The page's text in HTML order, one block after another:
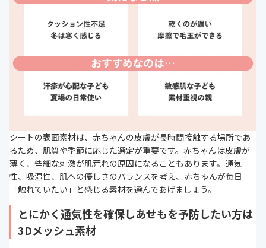
シートの表面素材は、赤ちゃんの皮膚が長時間接触する場所であ
るため、肌質や季節に応じた選定が重要です。赤ちゃんは皮膚が
薄く、些細な刺激が肌荒れの原因になることもあります。通気
性、吸湿性、肌への優しさのバランスを考え、赤ちゃんが毎日
「触れていたい」と感じる素材を選んであげましょう。
とにかく通気性を確保しあせもを予防したい方は
3Dメッシュ素材